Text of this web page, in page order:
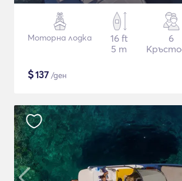
Моторна лодка
16 ft
5 m
6
$137 /ден